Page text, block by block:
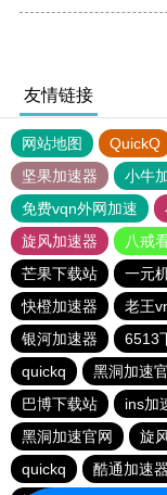
友情链接
网站地图 QuickQ
坚果加速器
小牛
免费vqn外网加速
旋风加速器
八戒
芒果下载站
一元
快橙加速器
老王
银河加速器
6513
quickq
黑洞加速
巴博下载站
ins加
黑洞加速官网
旋
quickq
酷通加速器